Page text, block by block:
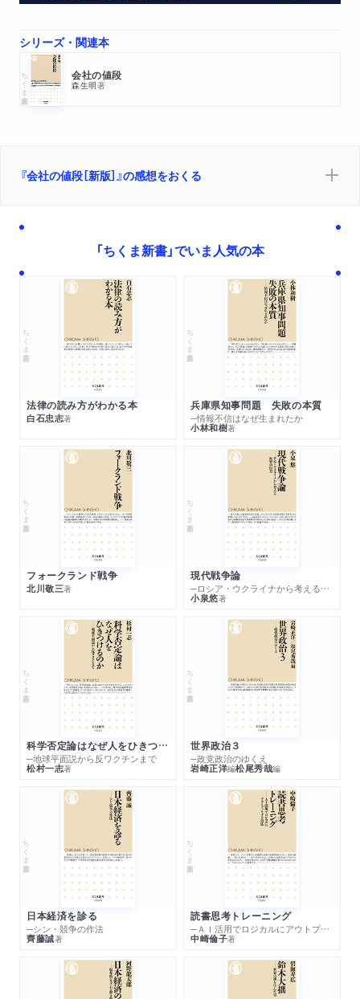
チェーン／1980?90年代の米国株式市場変化／機関投資家の拡
大とコーポレートガバナンス／ＬＢＯ・敵対的Ｍ＆Ａの防衛策
／強いアメリカの復活と株主至上主義
渋り、ハゲタカファンドの登場／事業再生という手法／事業再
ける世界／ファンドが狙う会社・業界はひと目でわかる？／Ｍ
＆Ａという出口戦略／日本社会への教訓と課題
第9章 外圧と政府が促した日本企業の構造変革
アベノミクスは変革への基盤整備／インベストメント・チェー
ンの高度化／贅肉を極限まで削る米国流／やりすぎの米国流と
勘違いしがちな日本企業／コングロマリット大企業への構造改
革プレッシャー／アクティビストと正面から向き合ったソニー
／ファンド株主に翻弄された東芝／グローバル競合に倣いファ
ンドを使って自己変革した日立
第10章 Ｍ＆Ａ攻防戦に見る日本の変化
敵対的Ｍ＆Ａがなくなる？／ライブドアによるフジテレビ支配
権奪取の試み／米国の敵対的Ｍ＆Ａ合戦──ディズニーの場合／
2025年のフジテレビをめぐる攻防／外資からの攻勢へのセブン
＆アイの対応／ガバナンスの効いた模範的対応？／セブンが海
外企業に狙われた理由／日本の株主投資家は温厚すぎる？
最終章 会社の値段を通して見る資本主義とＭ＆Ａの未来
潤（レント）」社会／日米の投資家姿勢は変化したのか／「自分の
おわりに
シリーズ・関連本
ちくま新書 会社の値段
森生明著
『会社の値段［新版］』の感想をおくる
「ちくま新書」でいま人気の本
ちくま新書
法律の読み方がわかる本
白石忠志著
ちくま新書
兵庫県知事問題 失敗の本質
─情報不信はなぜ生まれたか
小林和樹著
ちくま新書
フォークランド戦争
北川敬三著
ちくま新書
現代戦争論
─ロシア・ウクライナから考える世界の行方
小泉悠著
ちくま新書
科学否定論はなぜ人をひきつけるのか
─地球平面説から反ワクチンまで
松村一志著
ちくま新書
世界政治３
─政党政治のゆくえ
岩崎正洋編松尾秀哉編
ちくま新書
日本経済を診る
─シン・競争の作法
齊藤誠著
ちくま新書
読書思考トレーニング
─ＡＩ活用でロジカルにアウトプットする技法
中崎倫子著